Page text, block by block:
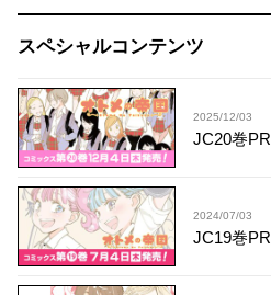
スペシャルコンテンツ
2025/12/03
JC20巻PR
2024/07/03
JC19巻PR